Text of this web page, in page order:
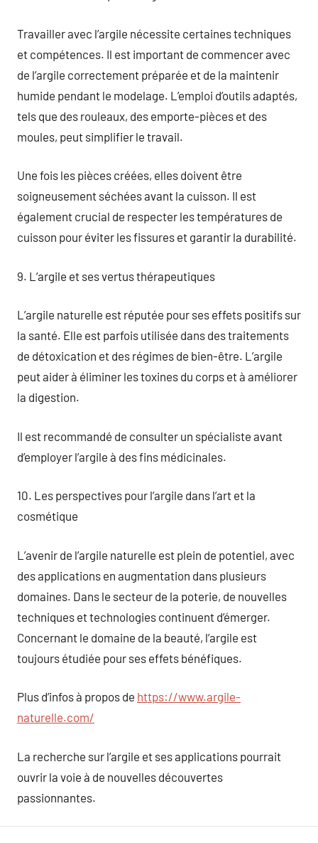
Travailler avec l’argile nécessite certaines techniques
et compétences. Il est important de commencer avec
de l’argile correctement préparée et de la maintenir
humide pendant le modelage. L’emploi d’outils adaptés,
tels que des rouleaux, des emporte-pièces et des
moules, peut simplifier le travail.
Une fois les pièces créées, elles doivent être
soigneusement séchées avant la cuisson. Il est
également crucial de respecter les températures de
cuisson pour éviter les fissures et garantir la durabilité.
9. L’argile et ses vertus thérapeutiques
L’argile naturelle est réputée pour ses effets positifs sur
la santé. Elle est parfois utilisée dans des traitements
de détoxication et des régimes de bien-être. L’argile
peut aider à éliminer les toxines du corps et à améliorer
la digestion.
Il est recommandé de consulter un spécialiste avant
d’employer l’argile à des fins médicinales.
10. Les perspectives pour l’argile dans l’art et la
cosmétique
L’avenir de l’argile naturelle est plein de potentiel, avec
des applications en augmentation dans plusieurs
domaines. Dans le secteur de la poterie, de nouvelles
techniques et technologies continuent d’émerger.
Concernant le domaine de la beauté, l’argile est
toujours étudiée pour ses effets bénéfiques.
Plus d’infos à propos de https://www.argile-
naturelle.com/
La recherche sur l’argile et ses applications pourrait
ouvrir la voie à de nouvelles découvertes
passionnantes.